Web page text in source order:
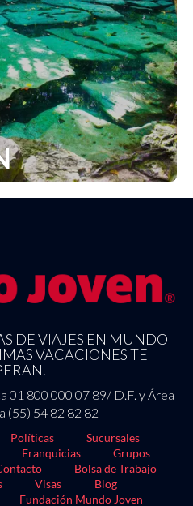
Ver
DE VIAJES EN MUNDO
VACACIONES TE
01 800 000 07 89/ D.F. y Área
(55) 54 82 82 82
Políticas
Sucursales
Franquicias
Grupos
Bolsa de Trabajo
Visas
Blog
Fundación Mundo Joven